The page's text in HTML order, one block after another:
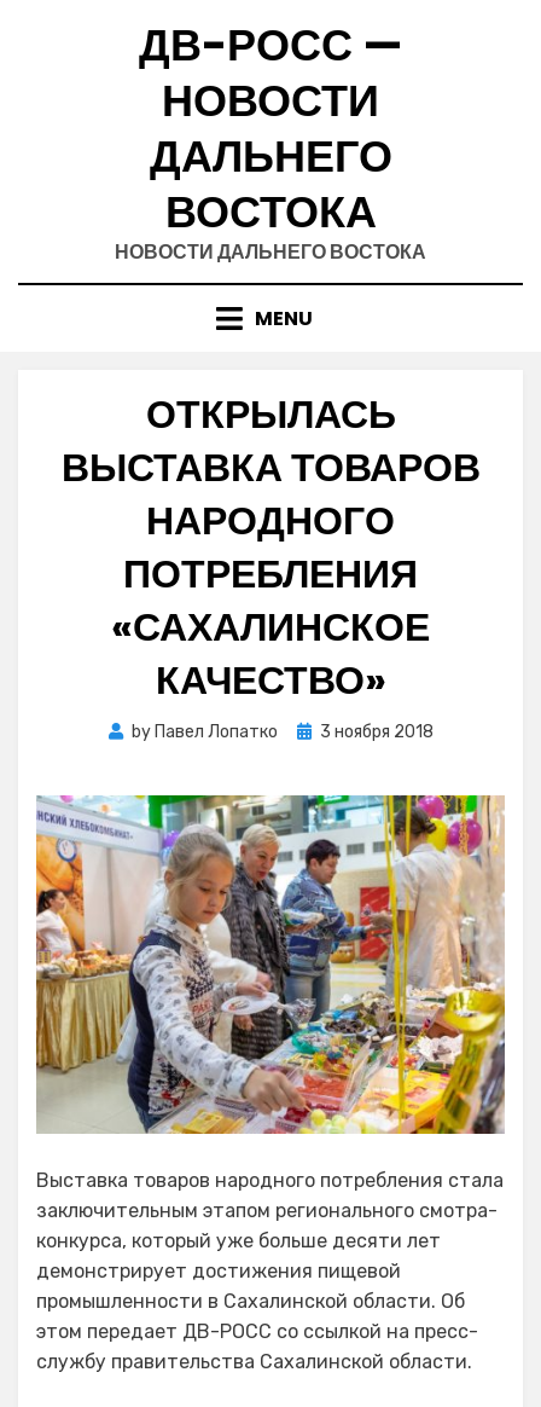
ДВ-РОСС —
НОВОСТИ
ДАЛЬНЕГО
ВОСТОКА
НОВОСТИ ДАЛЬНЕГО ВОСТОКА
MENU
ОТКРЫЛАСЬ
ВЫСТАВКА ТОВАРОВ
НАРОДНОГО
ПОТРЕБЛЕНИЯ
«САХАЛИНСКОЕ
КАЧЕСТВО»
by Павел Лопатко
Posted
3 ноября 2018
Выставка товаров народного потребления стала
заключительным этапом регионального смотра-
конкурса, который уже больше десяти лет
демонстрирует достижения пищевой
промышленности в Сахалинской области. Об
этом передает ДВ-РОСС со ссылкой на пресс-
службу правительства Сахалинской области.